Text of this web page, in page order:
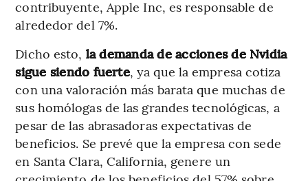
contribuyente, Apple Inc, es responsable de
alrededor del 7%.
Dicho esto, la demanda de acciones de Nvidia
sigue siendo fuerte, ya que la empresa cotiza
con una valoración más barata que muchas de
sus homólogas de las grandes tecnológicas, a
pesar de las abrasadoras expectativas de
beneficios. Se prevé que la empresa con sede
en Santa Clara, California, genere un